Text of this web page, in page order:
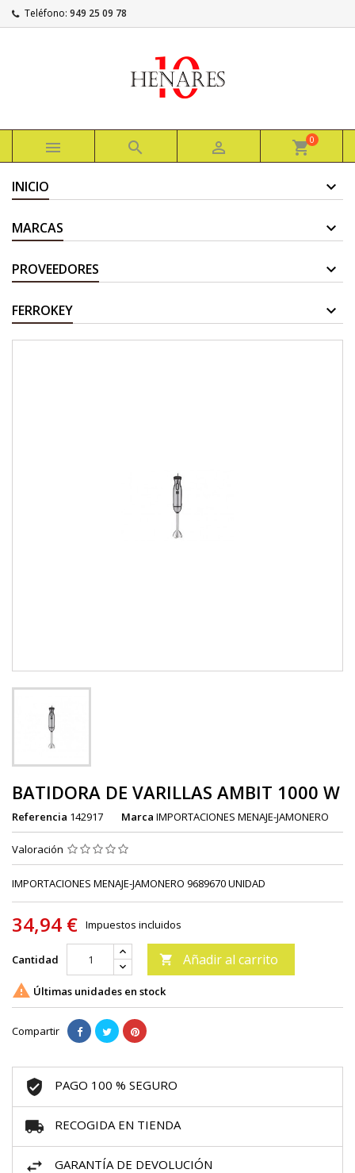
Teléfono: 949 25 09 78
   shopping_cart0
INICIO
MARCAS
PROVEEDORES
FERROKEY
BATIDORA DE VARILLAS AMBIT 1000 W
Referencia 142917 Marca IMPORTACIONES MENAJE-JAMONERO
Valoración
IMPORTACIONES MENAJE-JAMONERO 9689670 UNIDAD
34,94 € Impuestos incluidos
Cantidad  Añadir al carrito
 Últimas unidades en stock
Compartir
PAGO 100 % SEGURO
RECOGIDA EN TIENDA
GARANTÍA DE DEVOLUCIÓN